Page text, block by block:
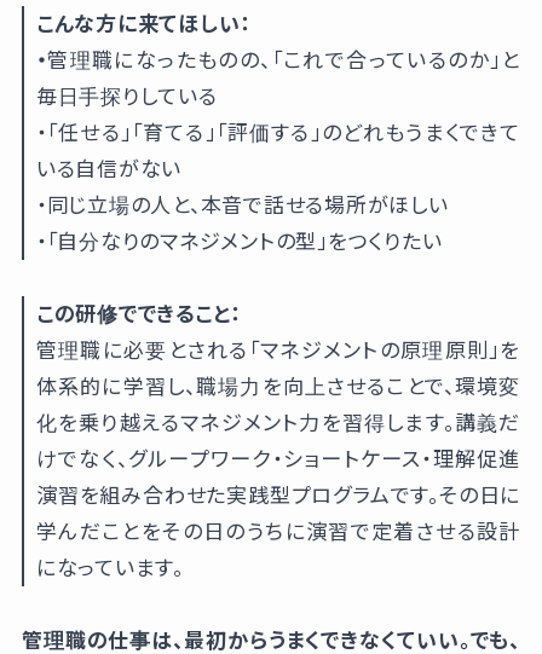
こんな方に来てほしい：
・管理職になったものの、「これで合っているのか」と
毎日手探りしている
・「任せる」「育てる」「評価する」のどれもうまくできて
いる自信がない
・同じ立場の人と、本音で話せる場所がほしい
・「自分なりのマネジメントの型」をつくりたい
この研修でできること：
管理職に必要とされる「マネジメントの原理原則」を
体系的に学習し、職場力を向上させることで、環境変
化を乗り越えるマネジメント力を習得します。講義だ
けでなく、グループワーク・ショートケース・理解促進
演習を組み合わせた実践型プログラムです。その日に
学んだことをその日のうちに演習で定着させる設計
になっています。
管理職の仕事は、最初からうまくできなくていい。でも、